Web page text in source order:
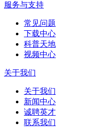
服务与支持
常见问题
下载中心
科普天地
视频中心
关于我们
关于我们
新闻中心
诚聘英才
联系我们